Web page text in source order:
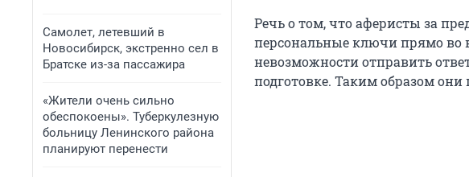
Самолет, летевший в
Новосибирск, экстренно сел в
Братске из-за пассажира
«Жители очень сильно
обеспокоены». Туберкулезную
больницу Ленинского района
планируют перенести
Речь о том, что аферисты за
персональные ключи прямо во
невозможности отправить
подготовке. Таким образом